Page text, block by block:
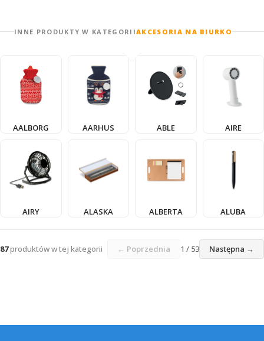
INNE PRODUKTY W KATEGORIIAKCESORIA NA BIURKO
AALBORG AARHUS ABLE AIRE
AIRY ALASKA ALBERTA ALUBA
87produktów w tej kategorii ← Poprzednia 1 / 53 Następna →